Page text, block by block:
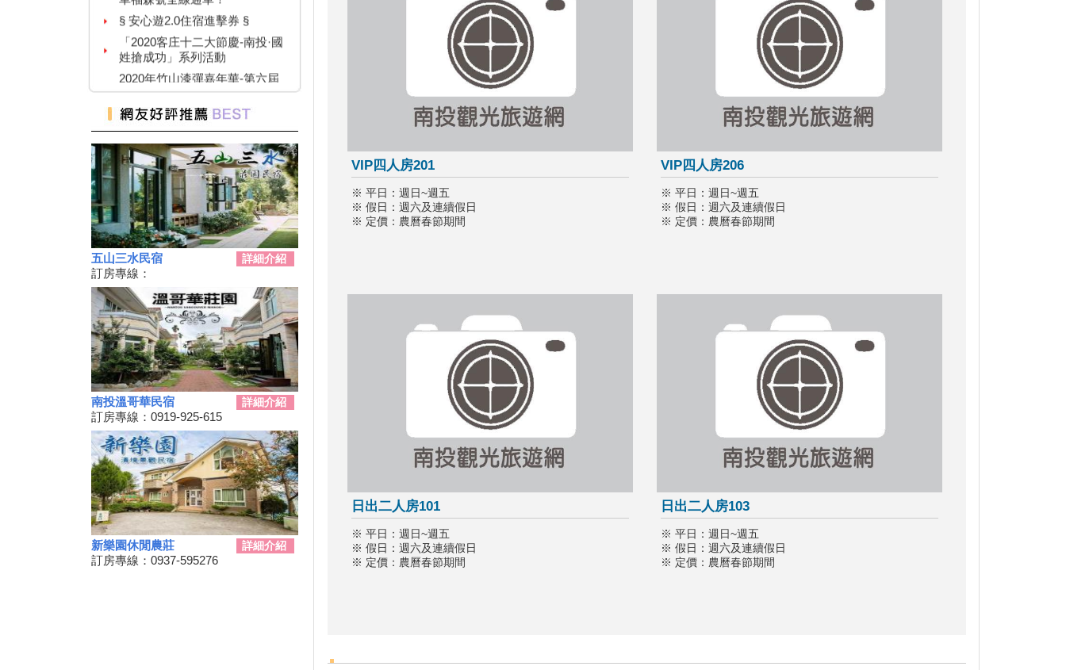
§ 安心遊2.0住宿進擊券 §
「2020客庄十二大節慶-南投·國
姓搶成功」系列活動
2020年竹山漆彈嘉年華-第六屆
鎮長盃漆彈賽暨漆彈教育體驗活
動
紙本「藝FUN券」
呼吸-親子自然教育體驗活動(免
費參與)
南投觀光玩起來 發票滿額抽大
獎
水里車埕茶鄉好好玩 農會邀大
家做火車來夏舞茶
搶三倍券商機 南投推安心旅遊
遊樂區免費入園 台中農產網購
節
暑假到南投「偽出國」不一定選
例假日 平日仍有空房
2019擴大國旅秋冬夜市抵用卷
優惠活動
2019擴大國旅秋冬住宿優惠活
動
8月份虎山藝術市集「竹風車」
創意DIY
單車騎遊聽風看海，體驗台灣燈
塔極點濱海小鎮風貌 一起Light
up Taiwan
南投劇場藝術季-108年手牽手玉
山藝遊「藝文講座」系列活動，
歡迎民眾踴躍報名
「陶與茶的對話～陶茶交流之茶
五山三水民宿 詳細介紹
訂房專線：
南投溫哥華民宿 詳細介紹
訂房專線：0919-925-615
新樂園休閒農莊 詳細介紹
訂房專線：0937-595276
VIP四人房201
※ 平日：週日~週五
※ 假日：週六及連續假日
※ 定價：農曆春節期間
VIP四人房206
※ 平日：週日~週五
※ 假日：週六及連續假日
※ 定價：農曆春節期間
日出二人房101
※ 平日：週日~週五
※ 假日：週六及連續假日
※ 定價：農曆春節期間
日出二人房103
※ 平日：週日~週五
※ 假日：週六及連續假日
※ 定價：農曆春節期間